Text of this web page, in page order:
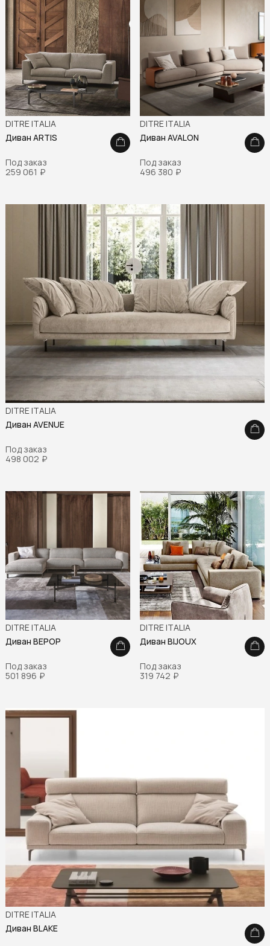
DITRE ITALIA
Диван ARTIS
Под заказ
259 061 ₽
DITRE ITALIA
Диван AVALON
Под заказ
496 380 ₽
DITRE ITALIA
Диван AVENUE
Под заказ
498 002 ₽
DITRE ITALIA
Диван BEPOP
Под заказ
501 896 ₽
DITRE ITALIA
Диван BIJOUX
Под заказ
319 742 ₽
DITRE ITALIA
Диван BLAKE